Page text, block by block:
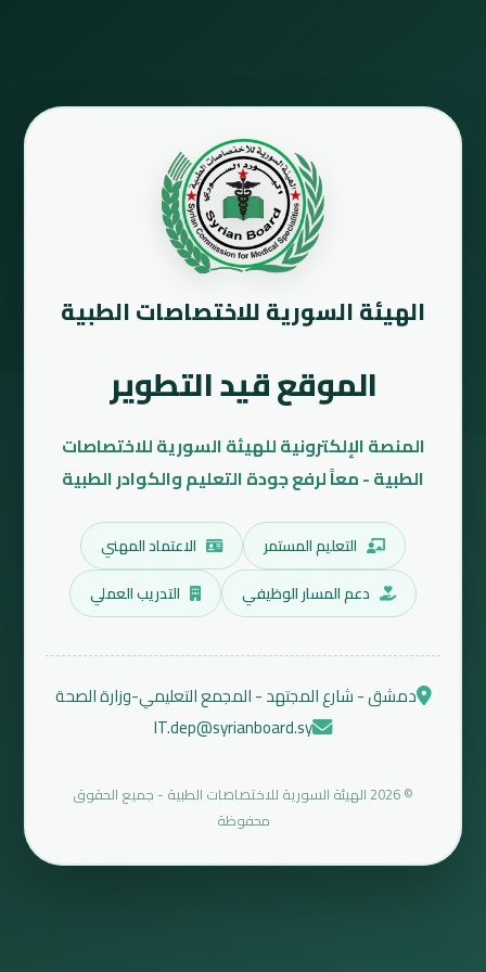
الهيئة السورية للاختصاصات الطبية
الموقع قيد التطوير
المنصة الإلكترونية للهيئة السورية للاختصاصات
الطبية - معاً لرفع جودة التعليم والكوادر الطبية
التعليم المستمر
الاعتماد المهني
دعم المسار الوظيفي
التدريب العملي
دمشق - شارع المجتهد - المجمع التعليمي-وزارة الصحة
IT.dep@syrianboard.sy
© 2026 الهيئة السورية للاختصاصات الطبية - جميع الحقوق
محفوظة